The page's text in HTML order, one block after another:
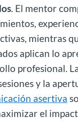
. El mentor
mientras
aplican lo
profesional.
y la
asertiva
el